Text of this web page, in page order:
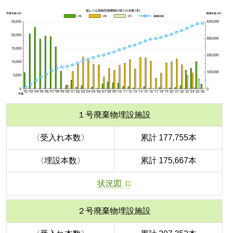
１号廃棄物埋設施設
〈受入れ本数〉 累計 177,755本
〈埋設本数〉 累計 175,667本
状況図
２号廃棄物埋設施設